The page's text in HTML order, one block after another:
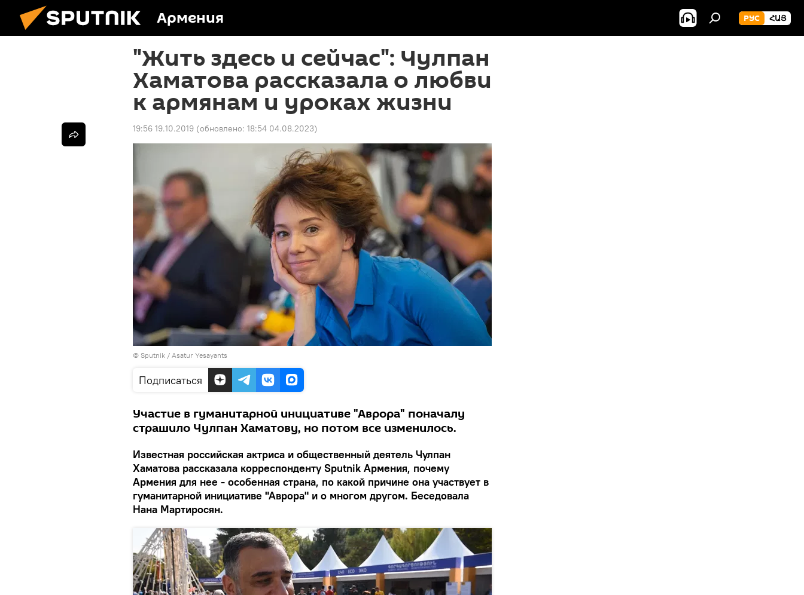
Армения РУС ՀԱՅ
"Жить здесь и сейчас": Чулпан
Хаматова рассказала о любви
к армянам и уроках жизни
19:56 19.10.2019 (обновлено: 18:54 04.08.2023)
© Sputnik / Asatur Yesayants
Подписаться
Участие в гуманитарной инициативе "Аврора" поначалу
страшило Чулпан Хаматову, но потом все изменилось.
Известная российская актриса и общественный деятель Чулпан
Хаматова рассказала корреспонденту Sputnik Армения, почему
Армения для нее - особенная страна, по какой причине она участвует в
гуманитарной инициативе "Аврора" и о многом другом. Беседовала
Нана Мартиросян.